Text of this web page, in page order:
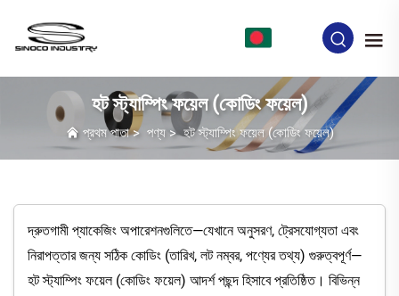
হট স্ট্যাম্পিং ফয়েল (কোডিং ফয়েল)
প্রথম পাতা> পণ্য>হট স্ট্যাম্পিং ফয়েল (কোডিং ফয়েল)
দ্রুতগামী প্যাকেজিং অপারেশনগুলিতে—যেখানে অনুসরণ, ট্রেসযোগ্যতা এবং
নিরাপত্তার জন্য সঠিক কোডিং (তারিখ, লট নম্বর, পণ্যের তথ্য) গুরুত্বপূর্ণ—
হট স্ট্যাম্পিং ফয়েল (কোডিং ফয়েল) আদর্শ পছন্দ হিসাবে প্রতিষ্ঠিত। বিভিন্ন